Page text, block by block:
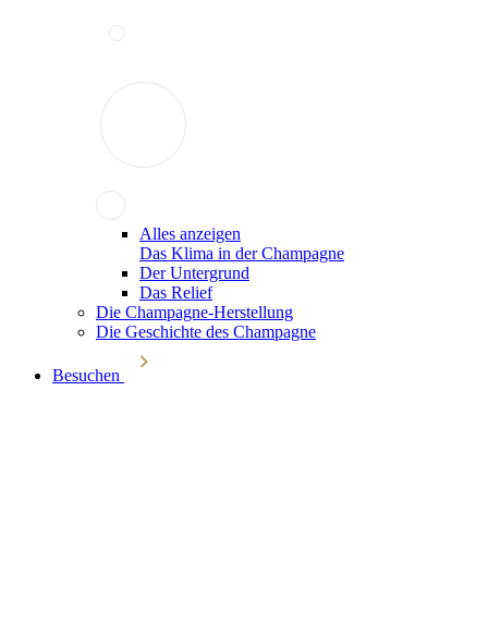
Alles anzeigen
Das Klima in der Champagne
Der Untergrund
Das Relief
Die Champagne-Herstellung
Die Geschichte des Champagne
Besuchen